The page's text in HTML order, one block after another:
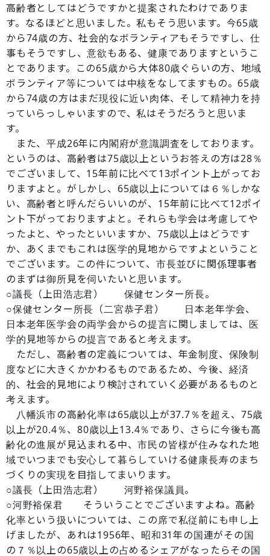
高齢者としてはどうですかと提案されたわけでありま
す。なるほどと思いました。私もそう思います。今65歳
から74歳の方、社会的なボランティアもそうですし、仕
事もそうですし、意欲もある、健康でありますというこ
とであります。この65歳から大体80歳ぐらいの方、地域
ボランティア等については中核をなしてますもの。65歳
から74歳の方はまだ現役に近い肉体、そして精神力を持
っていらっしゃいますので、私はそうだろうと思いま
す。
また、平成26年に内閣府が意識調査をしております。
というのは、高齢者は75歳以上というお答えの方は28％
でございまして、15年前に比べて13ポイント上がってお
りますよと。がしかし、65歳以上については６％しかな
い、高齢者と呼んだらいいのが、15年前に比べて12ポイ
ント下がっておりますよと。それらも学会は考慮してや
ったよと、やったといいますか、75歳以上はどうです
か、あくまでもこれは医学的見地からですよということ
でございます。この件について、市長並びに関係理事者
のまずは御所見を伺いたいと思います。
○議長（上田浩志君） 保健センター所長。
○保健センター所長（二宮恭子君） 日本老年学会、
日本老年医学会の両学会からの提言に関しましては、医
学的見地等からの提言であると考えます。
ただし、高齢者の定義については、年金制度、保険制
度などに大きくかかわるものであるため、今後、経済
的、社会的見地により検討されていく必要があるものと
考えます。
八幡浜市の高齢化率は65歳以上が37.7％を超え、75歳
以上が20.4％、80歳以上13.4％であり、さらに今後も高
齢化の進展が見込まれる中、市民の皆様が住みなれた地
域でいつまでも安心して暮らしていける健康長寿のまち
づくりの実現を目指してまいります。
○議長（上田浩志君） 河野裕保議員。
○河野裕保君 そういうことでございますよね。高齢
化率という扱いについては、この席で私従前にも申し上
げましたが、あれは1956年、昭和31年の国連がその国
の７％以上の65歳以上の占めるシェアがなったらその国